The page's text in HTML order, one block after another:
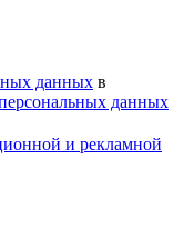
данных в
данных
и рекламной